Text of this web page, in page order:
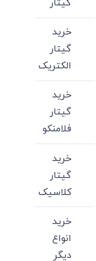
گیتار
خرید
گیتار
الکتریک
خرید
گیتار
فلامنکو
خرید
گیتار
کلاسیک
خرید
انواع
دیگر